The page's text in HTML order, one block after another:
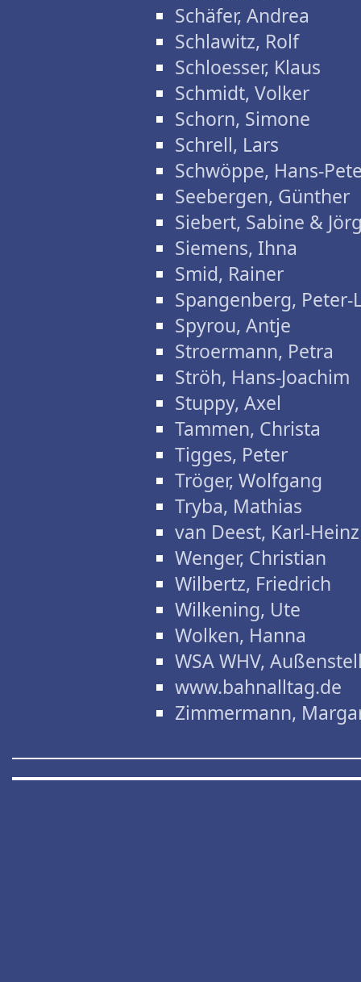
Schäfer, Andrea
Schlawitz, Rolf
Schloesser, Klaus
Schmidt, Volker
Schorn, Simone
Schrell, Lars
Schwöppe, Hans-
Seebergen, Günther
Siebert, Sabine &
Siemens, Ihna
Smid, Rainer
Spangenberg, Peter-
Spyrou, Antje
Stroermann, Petra
Ströh, Hans-Joachim
Stuppy, Axel
Tammen, Christa
Tigges, Peter
Tröger, Wolfgang
Tryba, Mathias
van Deest, Karl-Heinz
Wenger, Christian
Wilbertz, Friedrich
Wilkening, Ute
Wolken, Hanna
WSA WHV,
www.bahnalltag.de
Zimmermann,